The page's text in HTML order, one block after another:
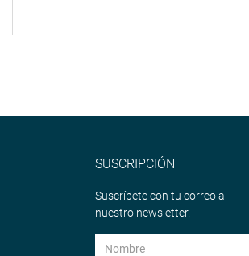
SUSCRIPCIÓN
Suscríbete con tu correo a
nuestro newsletter.